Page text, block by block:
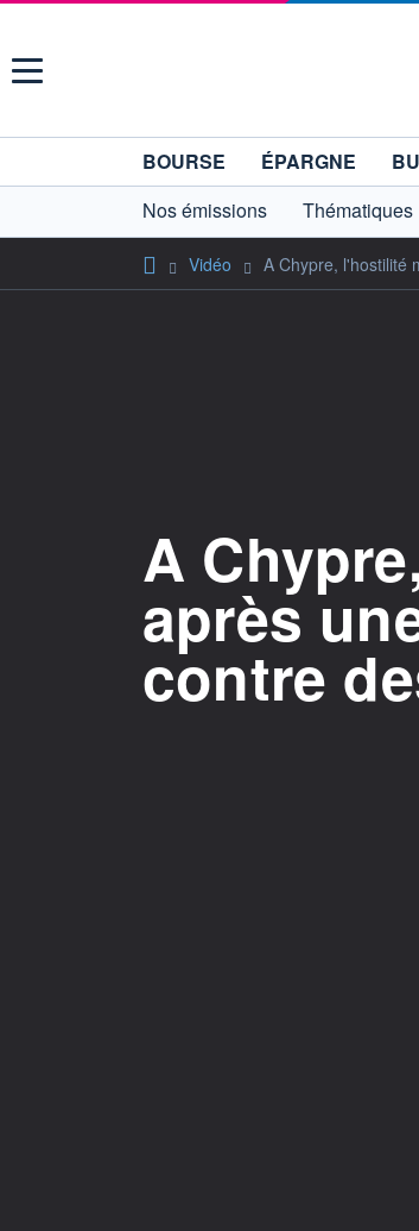
Menu
BOURSE ÉPARGNE
Nos émissions
Thématiques
Vidéo A Chypre, l'hostilité
A
après
contre